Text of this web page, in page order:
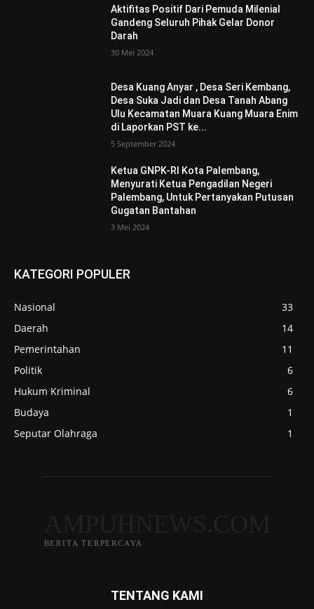
Aktifitas Positif Dari Pemuda Milenial
Gandeng Seluruh Pihak Gelar Donor
Darah
30 Mei 2024
Desa Kuang Anyar , Desa Seri Kembang,
Desa Suka Jadi dan Desa Tanah Abang
Ulu Kecamatan Muara Kuang Muara Enim
di Laporkan PST ke...
5 September 2024
Ketua GNPK-RI Kota Palembang,
Menyurati Ketua Pengadilan Negeri
Palembang, Untuk Pertanyakan Putusan
Gugatan Bantahan
3 Mei 2024
KATEGORI POPULER
Nasional
33
Daerah
14
Pemerintahan
11
Politik
6
Hukum Kriminal
6
Budaya
1
Seputar Olahraga
1
BERITA TERPERCAYA
TENTANG KAMI